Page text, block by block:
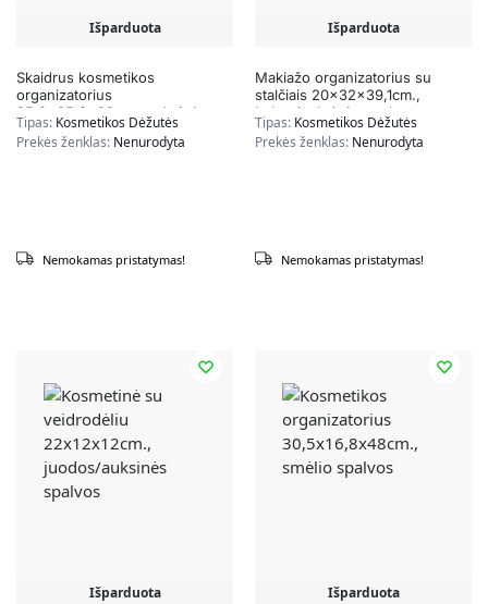
Išparduota
Skaidrus kosmetikos
organizatorius
25,2×25,2x29cm., auksinės
spalvos
Tipas: Kosmetikos Dėžutės
Prekės ženklas: Nenurodyta
Nemokamas pristatymas!
Išparduota
Makiažo organizatorius su
stalčiais 20x32x39,1cm.,
baltos/auksinės spalvos
Tipas: Kosmetikos Dėžutės
Prekės ženklas: Nenurodyta
Nemokamas pristatymas!
Išparduota Išparduota